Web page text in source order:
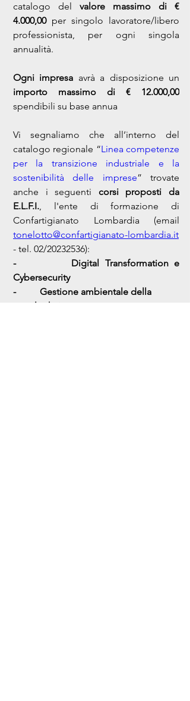
catalogo del valore massimo di €
4.000,00 per singolo lavoratore/libero
professionista, per ogni singola
annualità.
Ogni impresa avrà a disposizione un
importo massimo di € 12.000,00
spendibili su base annua
Vi segnaliamo che all’interno del
catalogo regionale “Linea competenze
per la transizione industriale e la
sostenibilità delle imprese” trovate
anche i seguenti corsi proposti da
E.L.F.I., l'ente di formazione di
Confartigianato Lombardia (email
tonelotto@confartigianato-lombardia.it
- tel. 02/20232536):
-          Digital Transformation e
Cybersecurity
-          Gestione ambientale della
supply chain